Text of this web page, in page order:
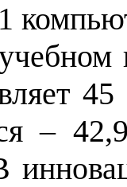
45
–42,9